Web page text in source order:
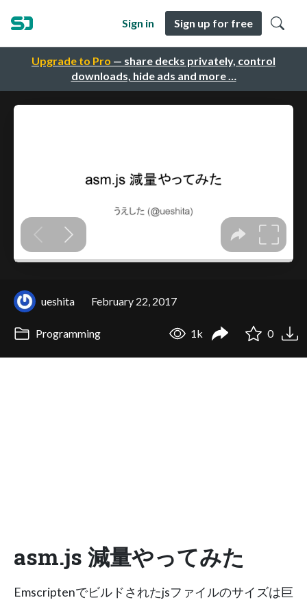
Upgrade to Pro — share decks privately, control
downloads, hide ads and more …
Sign in Sign up for free
ueshita February 22, 2017
Programming 1k 0
asm.js 減量やってみた
Emscriptenでビルドされたjsファイルのサイズは巨